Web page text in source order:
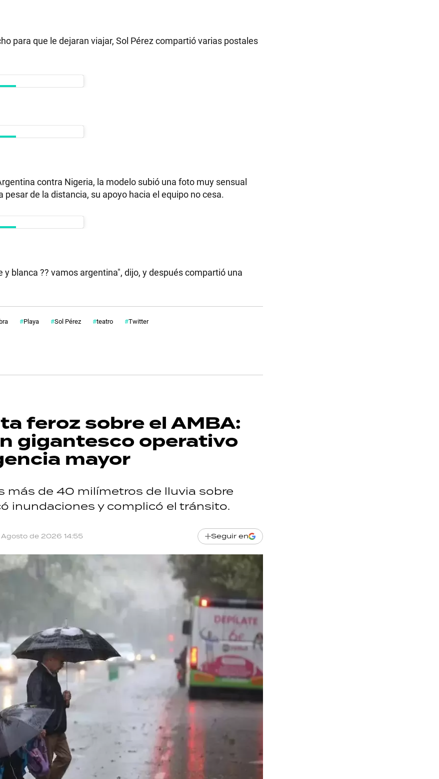
para que le dejaran viajar, Sol Pérez compartió varias postales
contra Nigeria, la modelo subió una foto muy sensual
de la distancia, su apoyo hacia el equipo no cesa.
blanca ?? vamos argentina", dijo, y después compartió una
Playa Sol Pérez teatro Twitter
feroz sobre el AMBA:
gigantesco operativo
mayor
más de 40 milímetros de lluvia sobre
inundaciones y complicó el tránsito.
de 2026 14:55 Seguir en